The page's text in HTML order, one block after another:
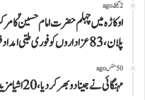
2 گھنٹے ago
پلان، 83 عزاداروں کو فوری طبی امداد فراہم
50 منٹس ago
مہنگائی نے جینادوبھر کردیا،20اشیامزید مہنگی!